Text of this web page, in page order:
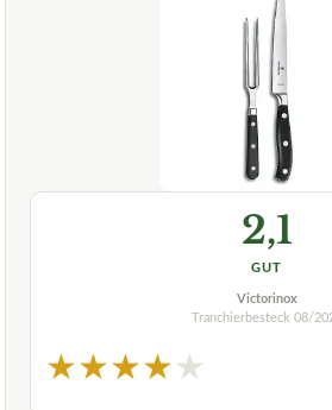
2,1
GUT
Victorinox
Tranchierbesteck 08/
★★★★★